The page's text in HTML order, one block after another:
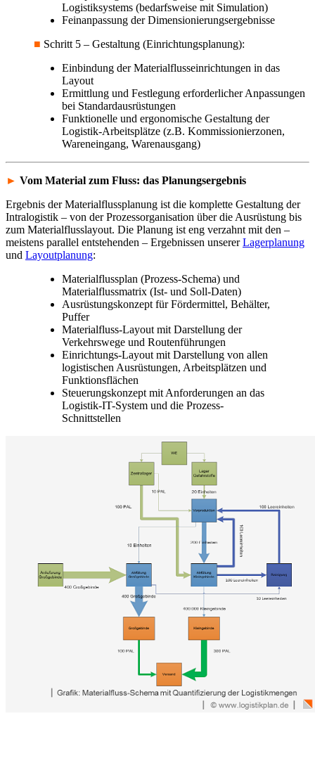
Logistiksystems (bedarfsweise mit Simulation)
Feinanpassung der Dimensionierungsergebnisse
■ Schritt 5 – Gestaltung (Einrichtungsplanung):
Einbindung der Materialflusseinrichtungen in das
Layout
Ermittlung und Festlegung erforderlicher Anpassungen
bei Standardausrüstungen
Funktionelle und ergonomische Gestaltung der
Logistik-Arbeitsplätze (z.B. Kommissionierzonen,
Wareneingang, Warenausgang)
► Vom Material zum Fluss: das Planungsergebnis
Ergebnis der Materialflussplanung ist die komplette Gestaltung der
Intralogistik – von der Prozessorganisation über die Ausrüstung bis
zum Materialflusslayout. Die Planung ist eng verzahnt mit den –
meistens parallel entstehenden – Ergebnissen unsererLagerplanung
und Layoutplanung:
Materialflussplan (Prozess-Schema) und
Materialflussmatrix (Ist- und Soll-Daten)
Ausrüstungskonzept für Fördermittel, Behälter,
Puffer
Materialfluss-Layout mit Darstellung der
Verkehrswege und Routenführungen
Einrichtungs-Layout mit Darstellung von allen
logistischen Ausrüstungen, Arbeitsplätzen und
Funktionsflächen
Steuerungskonzept mit Anforderungen an das
Logistik-IT-System und die Prozess-
Schnittstellen